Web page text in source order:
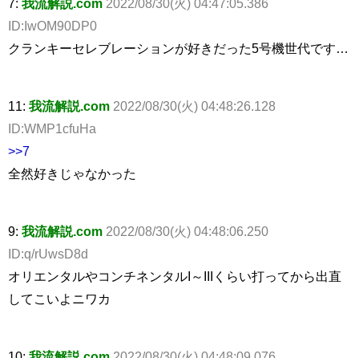
7: 我流解説.com 2022/08/30(火) 04:47:05.386
ID:IwOM90DP0
クランキーセレブレーションが好きだった5号機世代です…
11: 我流解説.com 2022/08/30(火) 04:48:26.128
ID:WMP1cfuHa
>>7
全然好きじゃなかった
9: 我流解説.com 2022/08/30(火) 04:48:06.250
ID:q/rUwsD8d
オリエンタルやコンチネンタルI～IIIくらい打ってから出直
してこいよニワカ